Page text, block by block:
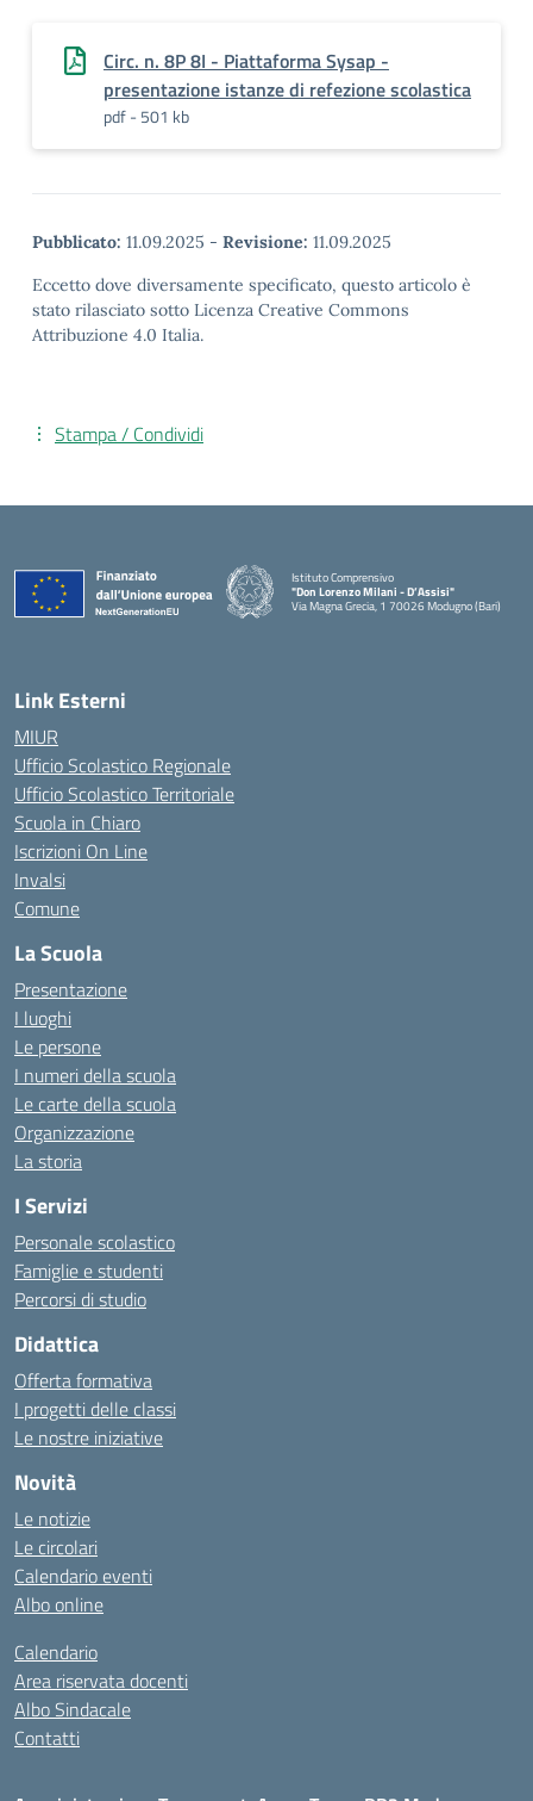
Circ. n. 8P 8I - Piattaforma Sysap -
presentazione istanze di refezione scolastica
pdf - 501 kb
Pubblicato: 11.09.2025 - Revisione: 11.09.2025
Eccetto dove diversamente specificato, questo articolo è
stato rilasciato sotto Licenza Creative Commons
Attribuzione 4.0 Italia.
Stampa / Condividi
Istituto Comprensivo
"Don Lorenzo Milani - D’Assisi"
Via Magna Grecia, 1 70026 Modugno (Bari)
— Visita la pagina iniziale della scuola
Link Esterni
MIUR
Ufficio Scolastico Regionale
Ufficio Scolastico Territoriale
Scuola in Chiaro
Iscrizioni On Line
Invalsi
Comune
La Scuola
Presentazione
I luoghi
Le persone
I numeri della scuola
Le carte della scuola
Organizzazione
La storia
I Servizi
Personale scolastico
Famiglie e studenti
Percorsi di studio
Didattica
Offerta formativa
I progetti delle classi
Le nostre iniziative
Novità
Le notizie
Le circolari
Calendario eventi
Albo online
Calendario
Area riservata docenti
Albo Sindacale
Contatti